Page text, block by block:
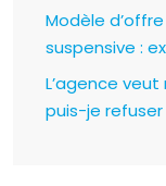
Modèle
suspensive :
L’agence
puis-je refuser